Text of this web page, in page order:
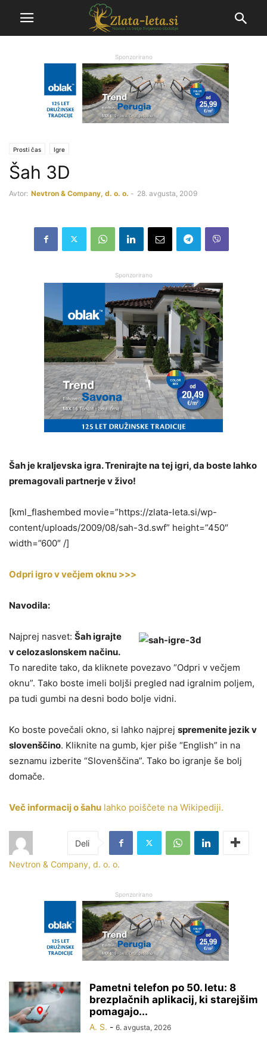
Sponzorirano
Prosti čas Igre
Šah 3D
Avtor: Nevtron & Company, d. o. o. - 28. avgusta, 2009
Sponzorirano
Šah je kraljevska igra. Trenirajte na tej igri, da boste lahko
premagovali partnerje v živo!
[kml_flashembed movie=”https://zlata-leta.si/wp-
content/uploads/2009/08/sah-3d.swf” height=”450″
width=”600″ /]
Odpri igro v večjem oknu >>>
Navodila:
Najprej nasvet: Šah igrajte
v celozaslonskem načinu.
To naredite tako, da kliknete povezavo “Odpri v večjem
oknu”. Tako boste imeli boljši pregled nad igralnim poljem,
pa tudi gumbi na desni bodo bolje vidni.
Ko boste povečali okno, si lahko najprej spremenite jezik v
slovenščino. Kliknite na gumb, kjer piše “English” in na
seznamu izberite “Slovenščina”. Tako bo igranje še bolj
domače.
Več informacij o šahu lahko poiščete na Wikipediji.
Nevtron & Company, d. o. o.
Sponzorirano
Pametni telefon po 50. letu: 8
brezplačnih aplikacij, ki starejšim
pomagajo...
A. S. - 6. avgusta, 2026